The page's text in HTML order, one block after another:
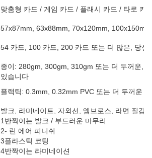
맞춤형 카드 / 게임 카드 / 플래시 카드 / 타로 카
57x87mm, 63x88mm, 70x120mm,
54 카드, 100 카드, 200 카드 또는 더 많은, 당신
종이: 280gm, 300gm, 310gm 또는 더 두꺼운,
있습니다
플랙틱: 0.3mm, 0.32mm PVC 또는 더 두꺼운
발크, 라미네이트, 자외선, 엠브로스, 라면 질감,
1반짝이는 발크 / 부드러운 마무리
2- 린 에어 피니쉬
3플라스틱 코팅
4반짝이는 라미네이션